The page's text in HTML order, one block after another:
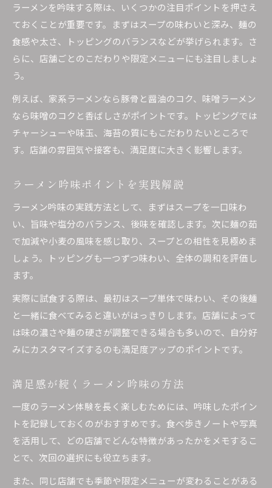
ラーメンを吟味する際は、いくつかの注目ポイントを押さえ
ておくことが重要です。まずはスープの味わいと深み、麺の
食感や太さ、トッピングのバランスなどが挙げられます。さ
らに、店舗ごとのこだわりや限定メニューにも注目しましょ
う。
例えば、家系ラーメンなら豚骨と醤油のコク、味噌ラーメン
なら味噌のコクと香ばしさがポイントです。トッピングでは
チャーシューや味玉、海苔の質にもこだわりたいところで
す。店舗の雰囲気や接客も、満足度に大きく影響します。
ラーメン吟味ポイントを実践解説
ラーメン吟味の実践方法として、まずはスープを一口味わ
い、旨味や塩分のバランス、後味を確認します。次に麺の茹
で加減や小麦の風味を感じ取り、スープとの相性を見極めま
しょう。トッピングも一つずつ味わい、全体の調和を評価し
ます。
実際に試食する際は、最初はスープ単体で味わい、その後麺
と一緒に食べてみると違いがはっきりします。店舗によって
は味の濃さや麺の硬さが調整できる場合も多いので、自分好
みにカスタマイズするのも満足度アップのポイントです。
満足感が続くラーメン吟味の方法
一度のラーメン体験を長く楽しむためには、吟味したポイン
トを記録しておくのがおすすめです。食べ歩きノートや写真
を活用して、どの店舗でどんな特徴があったかをメモするこ
とで、次回の選択にも役立ちます。
また、同じ店舗でも季節や限定メニューが変わることがある